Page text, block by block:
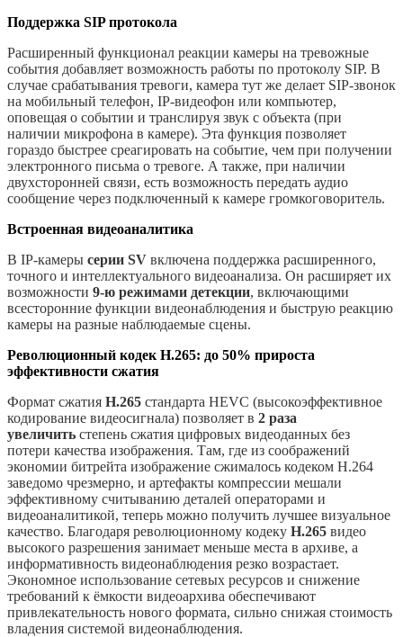
Поддержка SIP протокола
Расширенный функционал реакции камеры на тревожные
события добавляет возможность работы по протоколу SIP. В
случае срабатывания тревоги, камера тут же делает SIP-звонок
на мобильный телефон, IP-видеофон или компьютер,
оповещая о событии и транслируя звук с объекта (при
наличии микрофона в камере). Эта функция позволяет
гораздо быстрее среагировать на событие, чем при получении
электронного письма о тревоге. А также, при наличии
двухсторонней связи, есть возможность передать аудио
сообщение через подключенный к камере громкоговоритель.
Встроенная видеоаналитика
В IP-камеры серии SV включена поддержка расширенного,
точного и интеллектуального видеоанализа. Он расширяет их
возможности 9-ю режимами детекции, включающими
всесторонние функции видеонаблюдения и быструю реакцию
камеры на разные наблюдаемые сцены.
Революционный кодек H.265: до 50% прироста
эффективности сжатия
Формат сжатия H.265 стандарта HEVC (высокоэффективное
кодирование видеосигнала) позволяет в 2 раза
увеличить степень сжатия цифровых видеоданных без
потери качества изображения. Там, где из соображений
экономии битрейта изображение сжималось кодеком Н.264
заведомо чрезмерно, и артефакты компрессии мешали
эффективному считыванию деталей операторами и
видеоаналитикой, теперь можно получить лучшее визуальное
качество. Благодаря революционному кодеку H.265 видео
высокого разрешения занимает меньше места в архиве, а
информативность видеонаблюдения резко возрастает.
Экономное использование сетевых ресурсов и снижение
требований к ёмкости видеоархива обеспечивают
привлекательность нового формата, сильно снижая стоимость
владения системой видеонаблюдения.